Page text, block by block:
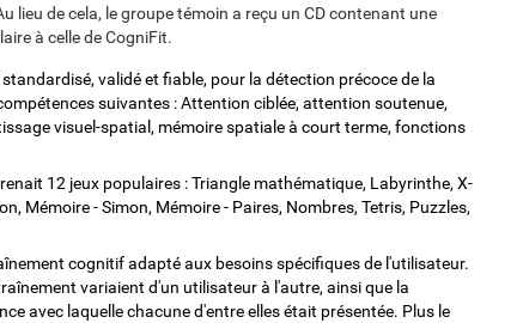
lieu de cela, le groupe témoin a reçu un CD contenant une
à celle de CogniFit.
validé et fiable, pour la détection précoce de la
suivantes : Attention ciblée, attention soutenue,
visuel-spatial, mémoire spatiale à court terme, fonctions
12 jeux populaires : Triangle mathématique, Labyrinthe, X-
Mémoire - Simon, Mémoire - Paires, Nombres, Tetris, Puzzles,
cognitif adapté aux besoins spécifiques de l'utilisateur.
variaient d'un utilisateur à l'autre, ainsi que la
avec laquelle chacune d'entre elles était présentée. Plus le